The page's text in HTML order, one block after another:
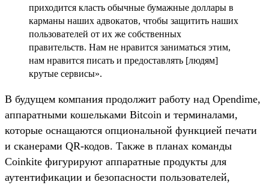
приходится класть обычные бумажные доллары в
карманы наших адвокатов, чтобы защитить наших
пользователей от их же собственных
правительств. Нам не нравится заниматься этим,
нам нравится писать и предоставлять [людям]
крутые сервисы».
В будущем компания продолжит работу над Opendime,
аппаратными кошельками Bitcoin и терминалами,
которые оснащаются опциональной функцией печати
и сканерами QR-кодов. Также в планах команды
Coinkite фигурируют аппаратные продукты для
аутентификации и безопасности пользователей,